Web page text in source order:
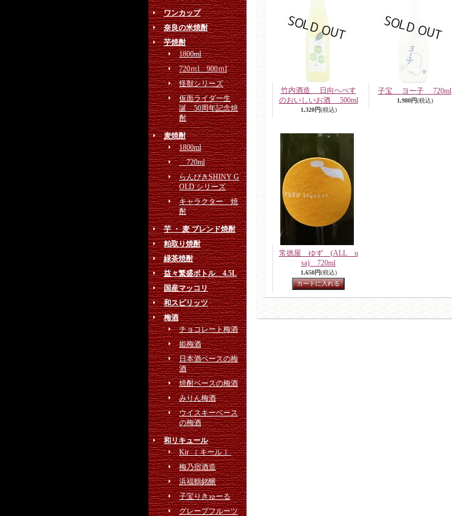
ワンカップ
奈良の米焼酎
芋焼酎
1800ml
720ｍl 900ｍl
怪獣シリーズ
仮面ライダー生
誕 50周年記念焼
酎
麦焼酎
1800ml
720ml
らんびきSHINY G
OLD シリーズ
キャラクター 焼
酎
芋 ・ 麦 ブレンド焼酎
粕取り焼酎
緑茶焼酎
益々繁盛ボトル 4.5L
国産マッコリ
和スピリッツ
梅酒
チョコレート梅酒
姫梅酒
日本酒ベースの梅
酒
焼酎ベースの梅酒
みりん梅酒
ウイスキーベース
の梅酒
和リキュール
Kir （ キール ）
梅乃宿酒造
浜福鶴銘醸
子宝りきゅーる
グレープフルーツ
竹内酒造 日向へべす
のおいしいお酒 500ml
1,320円(税込)
子宝 ヨー子 720ml
1,980円(税込)
常徳屋 ゆず (ALL u
sa) 720ml
1,650円(税込)